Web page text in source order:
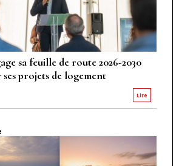
sa feuille de route 2026-2030
projets de logement
Lire